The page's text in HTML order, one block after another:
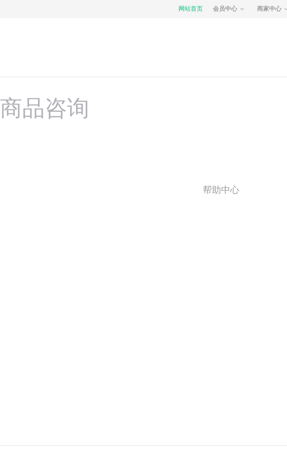
网站首页 会员中心 商家中心
商品咨询
帮助中心